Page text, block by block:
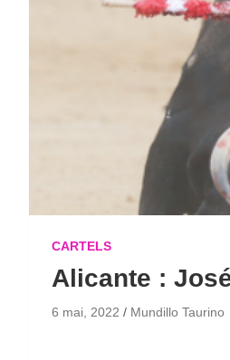
CARTELS
Alicante :
6 mai, 2022 Mundillo Taurino